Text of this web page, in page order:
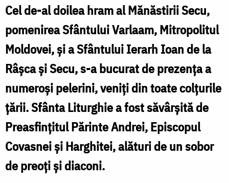
Sfânta
Liturghie
/
Foto:
Mihail
Vrăjitoru
Cel de-al doilea hram al Mănăstirii Secu,
pomenirea Sfântului Varlaam, Mitropolitul
Moldovei, şi a Sfântului Ierarh Ioan de la
Râşca şi Secu, s-a bucurat de prezenţa a
numeroși pelerini, veniţi din toate colţurile
ţării. Sfânta Liturghie a fost săvârşită de
Preasfințitul Părinte Andrei, Episcopul
Covasnei și Harghitei, alături de un sobor
de preoți și diaconi.